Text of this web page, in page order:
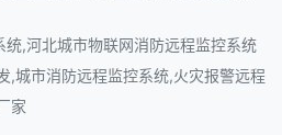
,河北城市物联网消防远程监控系统
,城市消防远程监控系统,火灾报警远程
家